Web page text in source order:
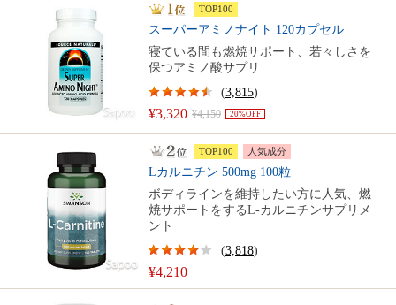
TOP100
スーパーアミノナイト 120カプセル
寝ている間も燃焼サポート、若々しさを
保つアミノ酸サプリ
¥3,320 ¥4,150 20%OFF
(3,815)
TOP100 人気成分
Lカルニチン 500mg 100粒
ボディラインを維持したい方に人気、燃
焼サポートをするL-カルニチンサプリメ
ント
¥4,210
(3,818)